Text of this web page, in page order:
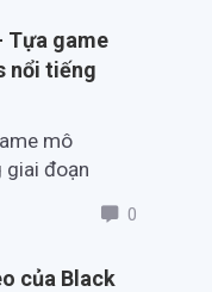
Tựa game
nổi tiếng
mô
giai đoạn
riêng cho
0
của Black